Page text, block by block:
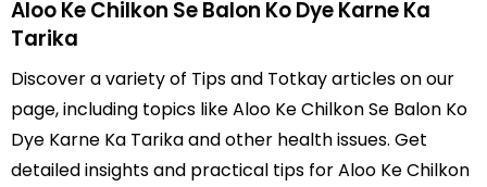
Aloo Ke Chilkon Se Balon Ko Dye Karne Ka
Tarika
Discover a variety of Tips and Totkay articles on our
page, including topics like Aloo Ke Chilkon Se Balon Ko
Dye Karne Ka Tarika and other health issues. Get
detailed insights and practical tips for Aloo Ke Chilkon